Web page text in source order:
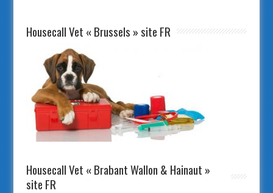
Housecall Vet « Brussels » site FR
Housecall Vet « Brabant Wallon & Hainaut »
site FR